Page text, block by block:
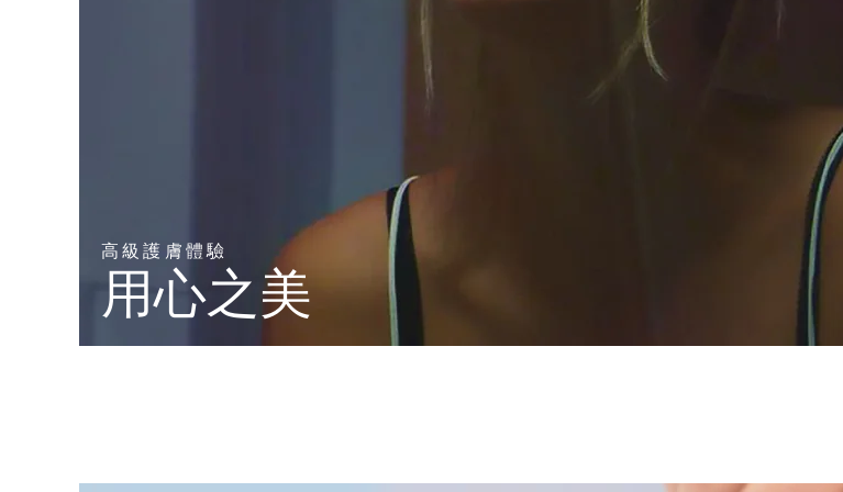
高級護膚體驗
用心之美